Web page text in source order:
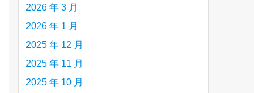
2026 年 3 月
2026 年 1 月
2025 年 12 月
2025 年 11 月
2025 年 10 月